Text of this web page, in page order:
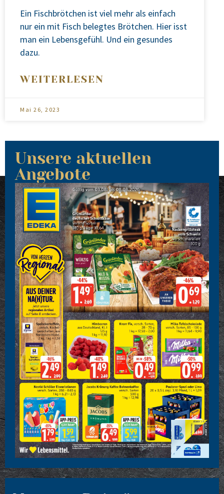
Ein Fisch­bröt­chen ist viel mehr als ein­fach
nur ein mit Fisch beleg­tes Bröt­chen. Hier isst
man ein Lebens­ge­fühl. Und ein gesun­des
dazu.
WEITERLESEN
Mai 26, 2023
Unsere aktuellen
Angebote